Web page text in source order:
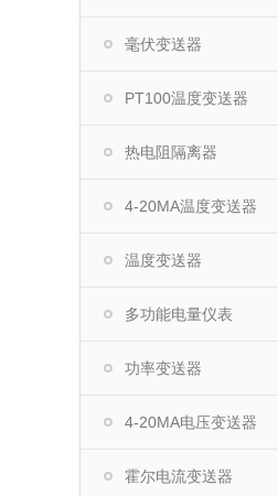
毫伏变送器
PT100温度变送器
热电阻隔离器
4-20MA温度变送器
温度变送器
多功能电量仪表
功率变送器
4-20MA电压变送器
霍尔电流变送器